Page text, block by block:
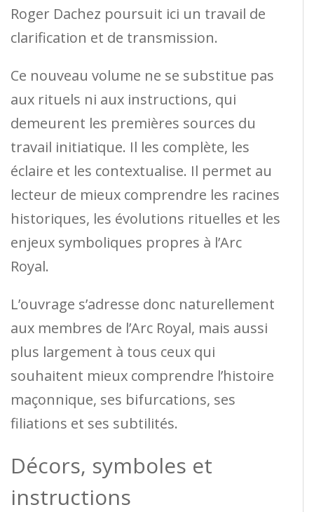
Roger Dachez poursuit ici un travail de
clarification et de transmission.
Ce nouveau volume ne se substitue pas
aux rituels ni aux instructions, qui
demeurent les premières sources du
travail initiatique. Il les complète, les
éclaire et les contextualise. Il permet au
lecteur de mieux comprendre les racines
historiques, les évolutions rituelles et les
enjeux symboliques propres à l’Arc
Royal.
L’ouvrage s’adresse donc naturellement
aux membres de l’Arc Royal, mais aussi
plus largement à tous ceux qui
souhaitent mieux comprendre l’histoire
maçonnique, ses bifurcations, ses
filiations et ses subtilités.
Décors, symboles et
instructions